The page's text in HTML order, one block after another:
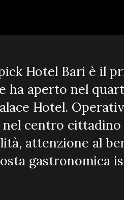
Hotel Bari è il
ha aperto nel
Hotel.
centro cittadino
attenzione al
gastronomica